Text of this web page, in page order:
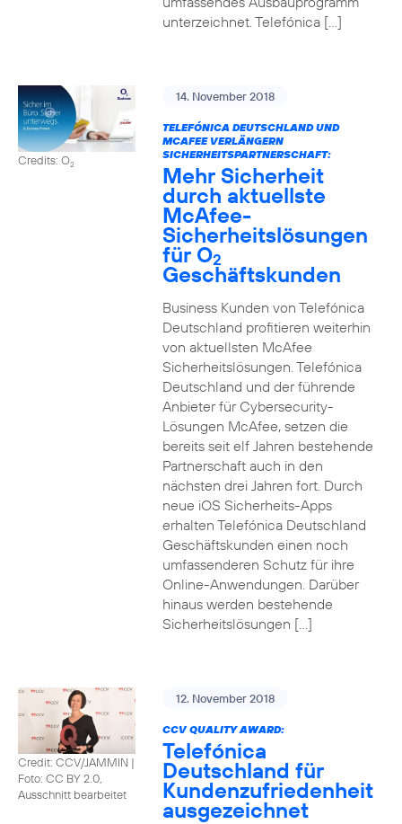
unterzeichnet. Telefónica […]
Credits: O2
14. November 2018
TELEFÓNICA DEUTSCHLAND UND
MCAFEE VERLÄNGERN
SICHERHEITSPARTNERSCHAFT:
Mehr Sicherheit
durch aktuellste
McAfee-
Sicherheitslösungen
für O2
Geschäftskunden
Business Kunden von Telefónica
Deutschland profitieren weiterhin
von aktuellsten McAfee
Sicherheitslösungen. Telefónica
Deutschland und der führende
Anbieter für Cybersecurity-
Lösungen McAfee, setzen die
bereits seit elf Jahren bestehende
Partnerschaft auch in den
nächsten drei Jahren fort. Durch
neue iOS Sicherheits-Apps
erhalten Telefónica Deutschland
Geschäftskunden einen noch
umfassenderen Schutz für ihre
Online-Anwendungen. Darüber
hinaus werden bestehende
Sicherheitslösungen […]
Credit: CCV/JAMMIN |
Foto: CC BY 2.0,
Ausschnitt bearbeitet
12. November 2018
CCV QUALITY AWARD:
Telefónica
Deutschland für
Kundenzufriedenheit
ausgezeichnet